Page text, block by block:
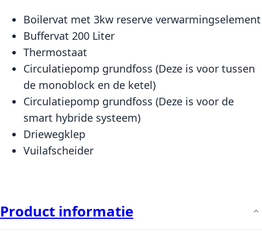
Boilervat met 3kw reserve verwarmingselement
Buffervat 200 Liter
Thermostaat
Circulatiepomp grundfoss (Deze is voor tussen
de monoblock en de ketel)
Circulatiepomp grundfoss (Deze is voor de
smart hybride systeem)
Driewegklep
Vuilafscheider
Product informatie